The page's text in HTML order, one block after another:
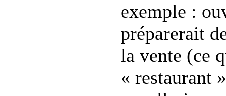
exemple :
préparerait
la vente (ce
« restaurant